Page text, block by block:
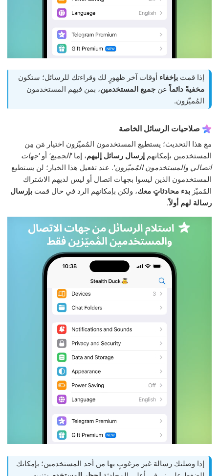
إذا قمت بإخفاء أوقات آخر ظهورٍ لك وقراءتك للرسائل؛ ستكون
مخفيةً دائماً عن جميع المستخدمين، بمن فيهم المستخدمون
المُميّزون.
صلاحيات الرسائل الخاصة
مع هذا التحديث؛ يستطيع المستخدمون المُميّزون اختيار مَن مِن
المستخدمين بإمكانهم إرسال رسائل إليهم، إما'الجميع' أو'جهات
اتصالي والمستخدمون المُميّزون'. عند تفعيل هذا الخيار؛ لن يستطيع
المستخدمون الذين ليسوا بجهات اتصال أو ليس لديهم الاشتراك
المُميّز بدء محادثاتٍ معك، ولكن بإمكانهم الرد في حال قمت بإرسال
رسالة لهم أولاً.
إذا وصلتك رسالة غير مرغوبٍ بها من أحد المستخدمين؛ بإمكانك